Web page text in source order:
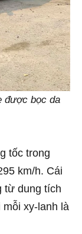
được bọc da
tốc trong
km/h. Cái
từ dung tích
xy-lanh là